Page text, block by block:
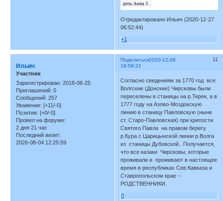
Отредактировано Ильич (2020-12-27
06:52:44)
+1
Поделиться 11
2020-12-26
19:58:21
Ильич
Участник
Зарегистрирован: 2018-06-25
Приглашений: 0
Сообщений: 257
Уважение: [+11/-0]
Позитив: [+0/-0]
Провел на форуме:
2 дня 21 час
Последний визит:
2026-08-04 12:25:59
Согласно сведениям за 1770 год все
Волгские (Донские) Чирсковы были
переселены в станицы на р.Терек, а в
1777 году на Азово-Моздокскую
линию в станицу Павловскую (ныне
ст. Старо-Павловская) при крепости
Святого Павла на правом берегу
р.Кура с Царицынской линии р.Волга
из станицы Дубовской.. Получается,
что все казаки Чирсковы, которые
проживали и проживают в настоящее
время в республиках Сев.Кавказа и
Ставропольском крае --
РОДСТВЕННИКИ.
0